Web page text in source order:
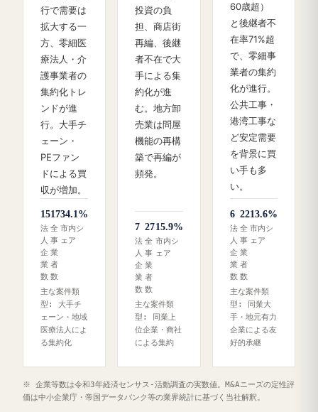
行で需要は
拡大する一
方、零細医
療法人・介
護事業者の
集約化トレ
ンドが進
行。大手チ
ェーン・
PEファン
ドによる買
収が増加。
15
法
人
企
業
数
17
全
事
業
者
数
34.1%
市内シ
ェア
主な案件類
型: 大手チ
ェーン・地域
医療法人によ
る集約化
投資の負
担、商店街
再編、後継
者不在で大
手による集
約化が進
む。地方卸
売業は問屋
機能の再構
築で再編が
頻発。
7
法
人
企
業
数
27
全
事
業
者
数
15.9%
市内シ
ェア
主な案件類
型: 同業上
位企業・商社
による集約
60歳超）
と後継者不
在率71%超
で、零細事
業者の集約
化が進行。
公共工事・
港湾工事な
ど安定需要
を背景に買
い手も多
い。
6
法
人
企
業
数
22
全
事
業
者
数
13.6%
市内シ
ェア
主な案件類
型: 同業大
手・地元有力
企業による友
好的承継
※ 企業等数は令和3年経済センサス‐活動調査の実数値。M&Aニーズの定性評
価は中小企業庁・帝国データバンク等の業界統計に基づく当社解釈。